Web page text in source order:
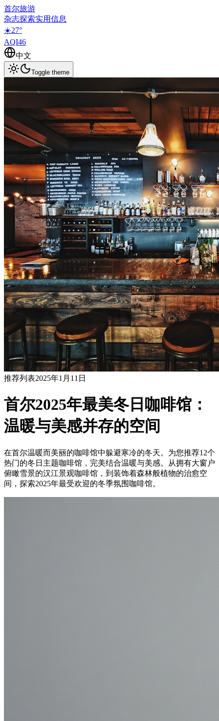
首尔旅游
杂志探索实用信息
☀️27°
AQI46
中文
Toggle theme
推荐列表2025年1月11日
首尔2025年最美冬日咖啡馆：
温暖与美感并存的空间
在首尔温暖而美丽的咖啡馆中躲避寒冷的冬天。为您推荐12个
热门的冬日主题咖啡馆，完美结合温暖与美感。从拥有大窗户
俯瞰雪景的汉江景观咖啡馆，到装饰着森林般植物的治愈空
间，探索2025年最受欢迎的冬季氛围咖啡馆。